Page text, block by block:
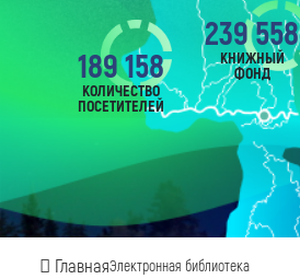
ГлавнаяЭлектронная библиотека
189 158
КОЛИЧЕСТВО
ПОСЕТИТЕЛЕЙ
239 558
КНИЖНЫЙ
ФОНД